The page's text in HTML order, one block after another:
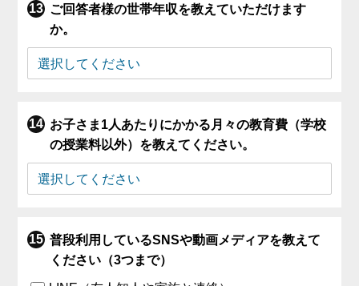
ご回答者様の世帯年収を教えていただけます
か。
お子さま1人あたりにかかる月々の教育費（学校
の授業料以外）を教えてください。
普段利用しているSNSや動画メディアを教えて
ください（3つまで）